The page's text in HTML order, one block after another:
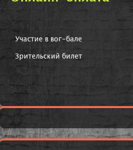
Участие в вог-бале
Зрительский билет